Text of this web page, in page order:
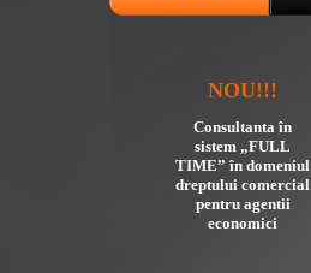
NOU!!!
Consultanta în
sistem „FULL
TIME” în domeniul
dreptului comercial
pentru agentii
economici